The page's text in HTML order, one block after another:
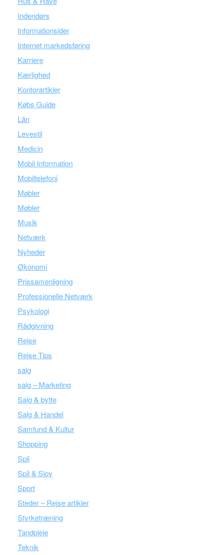
Indendørs
Informationsider
Internet markedsføring
Karriere
Kærlighed
Kontorartikler
Købs Guide
Lån
Levestil
Medicin
Mobil Information
Mobiltelefoni
Møbler
Møbler
Musik
Netværk
Nyheder
Økonomi
Prissamenligning
Professionelle Netværk
Psykologi
Rådgivning
Rejse
Rejse Tips
salg
salg – Marketing
Salg & bytte
Salg & Handel
Samfund & Kultur
Shopping
Spil
Spil & Sjov
Sport
Steder – Rejse artikler
Styrketræning
Tandpleje
Teknik